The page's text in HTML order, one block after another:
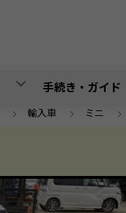
手続き・ガイド
> 輸入車 > ミニ >